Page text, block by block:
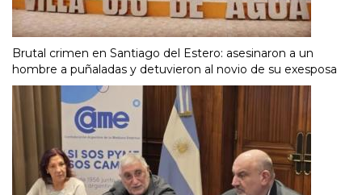
Brutal crimen en Santiago del Estero: asesinaron a un
hombre a puñaladas y detuvieron al novio de su exesposa